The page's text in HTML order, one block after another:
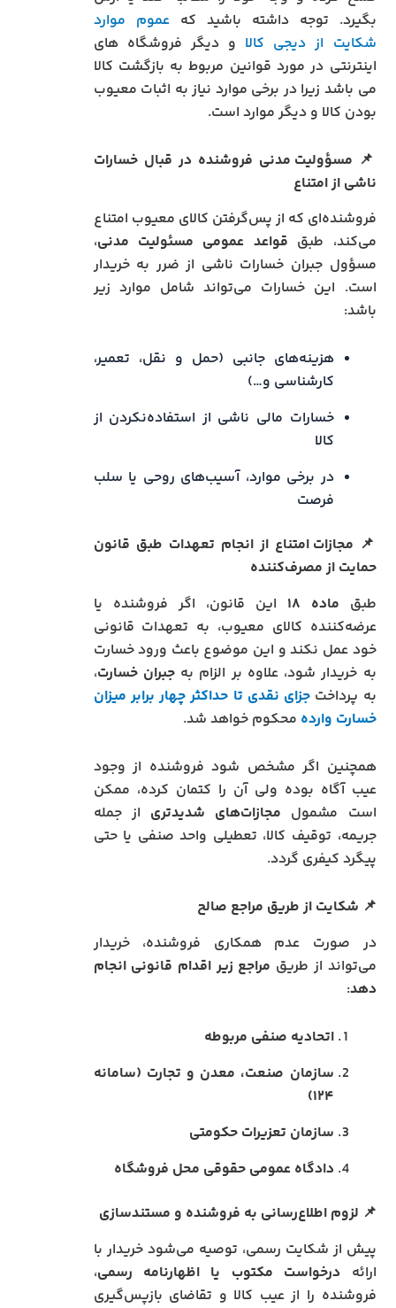
بگیرد. توجه داشته باشید کهعموم موارد
شکایت از دیجی کالا و دیگر فروشگاه های
اینترنتی در مورد قوانین مربوط به بازگشت کالا
می باشد زیرا در برخی موارد نیاز به اثبات معیوب
بودن کالا و دیگر موارد است.
📌 مسؤولیت مدنی فروشنده در قبال خسارات
ناشی از امتناع
فروشنده‌ای که از پس‌گرفتن کالای معیوب امتناع
می‌کند، طبق قواعد عمومی مسئولیت مدنی،
مسؤول جبران خسارات ناشی از ضرر به خریدار
است. این خسارات می‌تواند شامل موارد زیر
باشد:
هزینه‌های جانبی (حمل و نقل، تعمیر،
کارشناسی و…)
خسارات مالی ناشی از استفاده‌نکردن از
کالا
در برخی موارد، آسیب‌های روحی یا سلب
فرصت
📌 مجازات امتناع از انجام تعهدات طبق قانون
حمایت از مصرف‌کننده
طبق ماده ۱۸
این قانون، اگر فروشنده یا
عرضه‌کننده کالای معیوب، به تعهدات قانونی
خود عمل نکند و این موضوع باعث ورود خسارت
به خریدار شود، علاوه بر الزام بهجبران خسارت،
به پرداخت جزای نقدی تا حداکثر چهار برابر میزان
خسارت وارده محکوم خواهد شد.
همچنین اگر مشخص شود فروشنده از وجود
عیب آگاه بوده ولی آن را کتمان کرده، ممکن
است مشمول مجازات‌های شدیدتری از جمله
جریمه، توقیف کالا، تعطیلی واحد صنفی یا حتی
پیگرد کیفری گردد.
📌 شکایت از طریق مراجع صالح
در صورت عدم همکاری فروشنده، خریدار
می‌تواند از طریق مراجع زیر اقدام قانونی انجام
دهد:
اتحادیه صنفی مربوطه
سازمان صنعت، معدن و تجارت (سامانه
۱۲۴)
سازمان تعزیرات حکومتی
دادگاه عمومی حقوقی محل فروشگاه
📌 لزوم اطلاع‌رسانی به فروشنده و مستندسازی
پیش از شکایت رسمی، توصیه می‌شود خریدار با
ارائه درخواست مکتوب یا اظهارنامه رسمی،
فروشنده را از عیب کالا و تقاضای بازپس‌گیری